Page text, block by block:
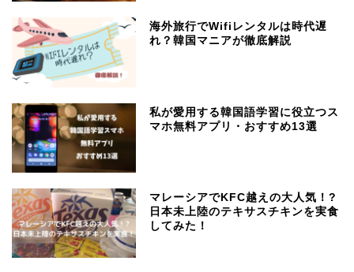
海外旅行でWifiレンタルは時代遅
れ？韓国マニアが徹底解説
私が愛用する韓国語学習に役立つス
マホ無料アプリ・おすすめ13選
マレーシアでKFC越えの大人気！?
日本未上陸のテキサスチキンを実食
してみた！